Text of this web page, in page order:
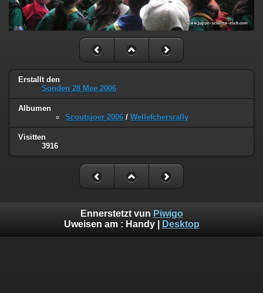
Erstallt den
Sonden 28 Mee 2006
Albumen
Scoutsjoer 2006 / Wellefchersrally
Visitten
3916
Ennerstetzt vun Piwigo
Uweisen am : Handy| Desktop